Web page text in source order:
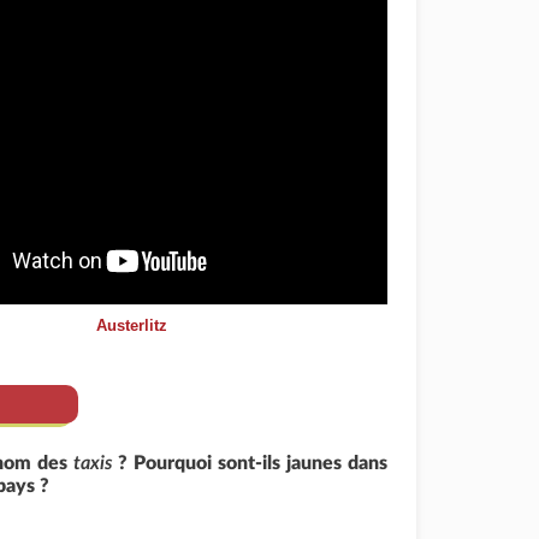
Austerlitz
des taxis ? Pourquoi sont-ils jaunes dans
?